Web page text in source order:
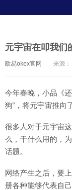
元宇宙在叩我们
欧易okex官网 来源：
今年春晚，小品《
狗”，将元宇宙推向
很多人对于元宇宙
么，干什么用的，
话题。
网络产生之后，要
册各种能够代表自